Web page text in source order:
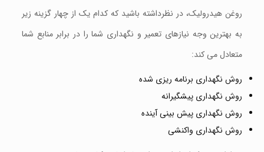
روغن هیدرولیک، در نظرداشته باشید که کدام یک از چهار گزینه زیر
به بهترین وجه نیازهای تعمیر و نگهداری شما را در برابر منابع شما
متعادل می کند:
روش نگهداری برنامه ریزی شده
روش نگهداری پیشگیرانه
روش نگهداری پیش بینی آينده
روش نگهداری واکنشی